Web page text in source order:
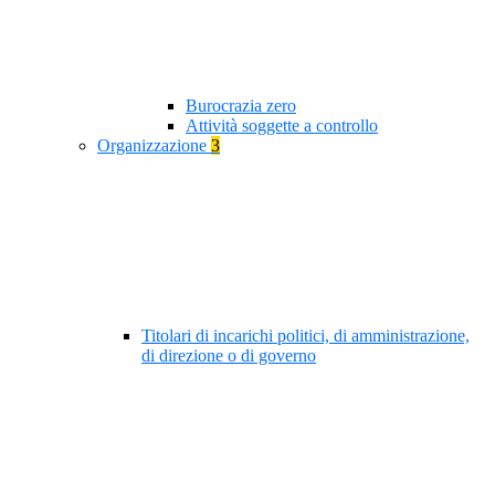
Burocrazia zero
Attività soggette a controllo
Organizzazione 3
Titolari di incarichi politici, di amministrazione,
di direzione o di governo